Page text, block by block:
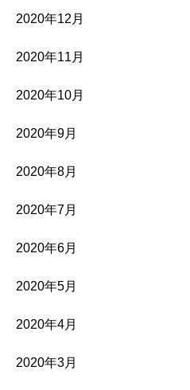
2020年12月
2020年11月
2020年10月
2020年9月
2020年8月
2020年7月
2020年6月
2020年5月
2020年4月
2020年3月